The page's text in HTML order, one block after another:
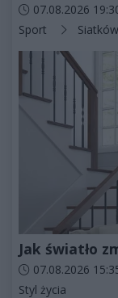
Data dodania
07.08.2026
Kategorie artykułu:
Sport
Jak światło
Data dodania
07.08.2026
Kategorie artykułu:
Styl życia